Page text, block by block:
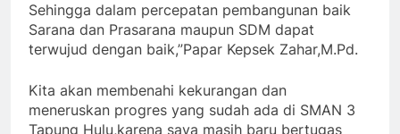
Sehingga dalam percepatan pembangunan baik
Sarana dan Prasarana maupun SDM dapat
terwujud dengan baik,”Papar Kepsek Zahar,M.Pd.
Kita akan membenahi kekurangan dan
meneruskan progres yang sudah ada di SMAN 3
Tapung Hulu,karena saya masih baru bertugas